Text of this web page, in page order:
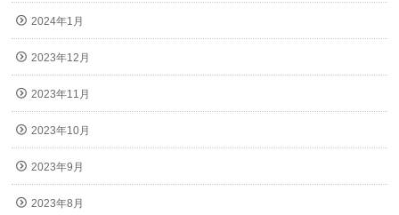
2024年1月
2023年12月
2023年11月
2023年10月
2023年9月
2023年8月